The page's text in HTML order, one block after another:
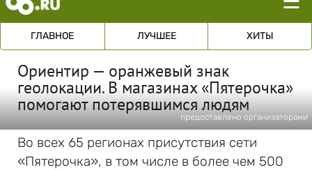
ГЛАВНОЕ ЛУЧШЕЕ ХИТЫ
Ориентир — оранжевый знак
геолокации. В магазинах «Пятерочка»
помогают потерявшимся людям
предоставлено организаторами
Во всех 65 регионах присутствия сети
«Пятерочка», в том числе в более чем 500